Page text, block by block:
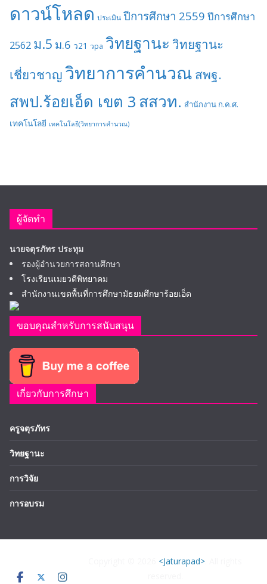
ดาวน์โหลด ประเมิน ปีการศึกษา 2559 ปีการศึกษา
2562 ม.5 ม.6 ว21 วpa วิทยฐานะ วิทยฐานะ
เชี่ยวชาญวิทยาการคำนวณ สพฐ.
สพป.ร้อยเอ็ด เขต 3 สสวท. สำนักงาน ก.ค.ศ.
เทคโนโลยี เทคโนโลยี(วิทยาการคำนวณ)
ผู้จัดทำ
นายจตุรภัทร ประทุม
รองผู้อำนวยการสถานศึกษา
โรงเรียนเมยวดีพิทยาคม
สำนักงานเขตพื้นที่การศึกษามัธยมศึกษาร้อยเอ็ด
ขอบคุณสำหรับการสนับสนุน
เกี่ยวกับการศึกษา
ครูจตุรภัทร
วิทยฐานะ
การวิจัย
การอบรม
<Jaturapad>